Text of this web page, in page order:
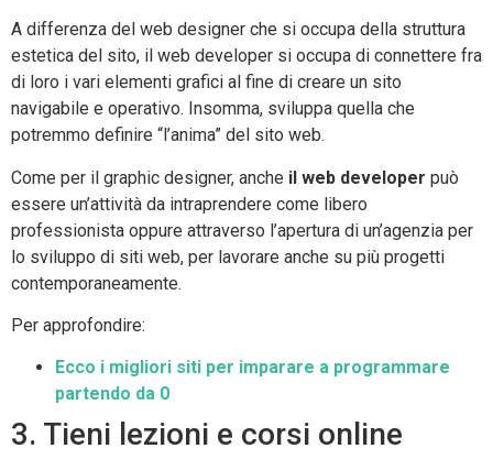
A differenza del web designer che si occupa della struttura
estetica del sito, il web developer si occupa di connettere fra
di loro i vari elementi grafici al fine di creare un sito
navigabile e operativo. Insomma, sviluppa quella che
potremmo definire “l’anima” del sito web.
Come per il graphic designer, anche il web developer può
essere un’attività da intraprendere come libero
professionista oppure attraverso l’apertura di un’agenzia per
lo sviluppo di siti web, per lavorare anche su più progetti
contemporaneamente.
Per approfondire:
Ecco i migliori siti per imparare a programmare
partendo da 0
3. Tieni lezioni e corsi online